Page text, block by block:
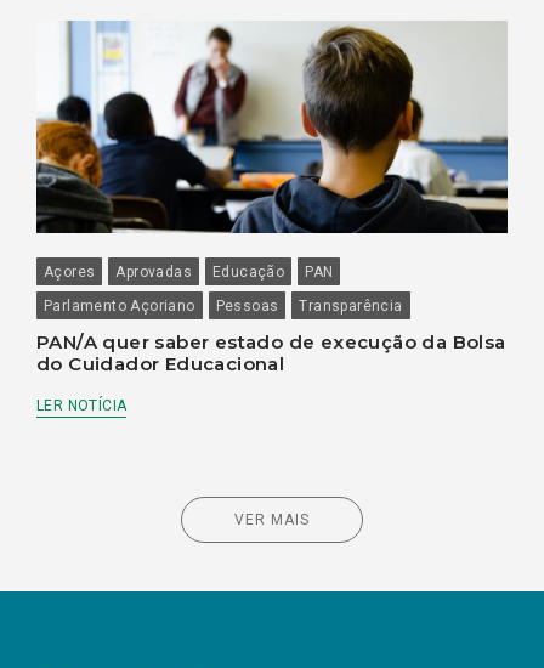
Açores Aprovadas Educação
PAN
Parlamento Açoriano
Pessoas Transparência
PAN/A quer saber estado de execução da Bolsa
do Cuidador Educacional
LER NOTÍCIA
VER MAIS